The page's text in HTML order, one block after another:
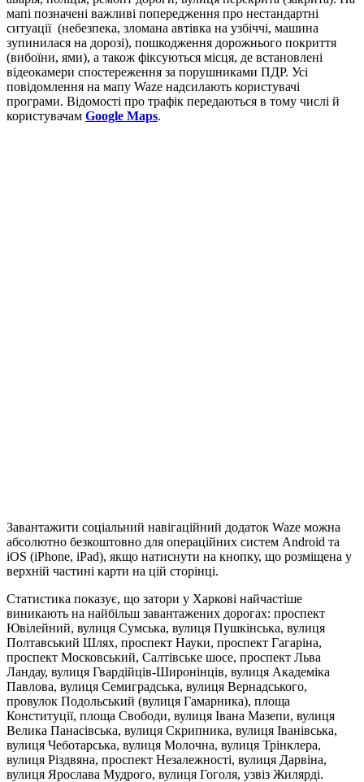
мапі позначені важливі попередження про нестандартні
ситуації (небезпека, зломана автівка на узбіччі, машина
зупинилася на дорозі), пошкодження дорожнього покриття
(вибоїни, ями), а також фіксуються місця, де встановлені
відеокамери спостереження за порушниками ПДР. Усі
повідомлення на мапу Waze надсилають користувачі
програми. Відомості про трафік передаються в тому числі й
користувачам Google Maps.
Завантажити соціальний навігаційний додаток Waze можна
абсолютно безкоштовно для операційних систем Android та
iOS (iPhone, iPad), якщо натиснути на кнопку, що розміщена у
верхній частині карти на цій сторінці.
Статистика показує, що затори у Харкові найчастіше
виникають на найбільш завантажених дорогах: проспект
Ювілейний, вулиця Сумська, вулиця Пушкінська, вулиця
Полтавський Шлях, проспект Науки, проспект Гагаріна,
проспект Московський, Салтівське шосе, проспект Льва
Ландау, вулиця Гвардійців-Широнінців, вулиця Академіка
Павлова, вулиця Семиградська, вулиця Вернадського,
провулок Подольський (вулиця Гамарника), площа
Конституції, площа Свободи, вулиця Івана Мазепи, вулиця
Велика Панасівська, вулиця Скрипника, вулиця Іванівська,
вулиця Чеботарська, вулиця Молочна, вулиця Трінклера,
вулиця Різдвяна, проспект Незалежності, вулиця Дарвіна,
вулиця Ярослава Мудрого, вулиця Гоголя, узвіз Жилярді.